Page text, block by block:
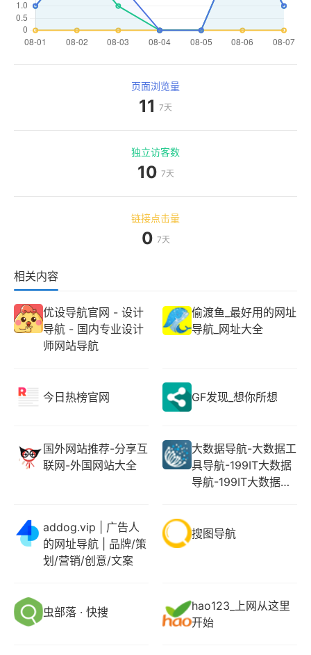
页面浏览量
11 7天
独立访客数
10 7天
链接点击量
0 7天
相关内容
优设导航官网 - 设计
导航 - 国内专业设计
师网站导航
偷渡鱼_最好用的网址
导航_网址大全
今日热榜官网 GF发现_想你所想
国外网站推荐-分享互
联网-外国网站大全
大数据导航-大数据工
具导航-199IT大数据
导航-199IT大数据工
addog.vip | 广告人
的网址导航 | 品牌/策
划/营销/创意/文案
搜图导航
虫部落 · 快搜
hao123_上网从这里
开始